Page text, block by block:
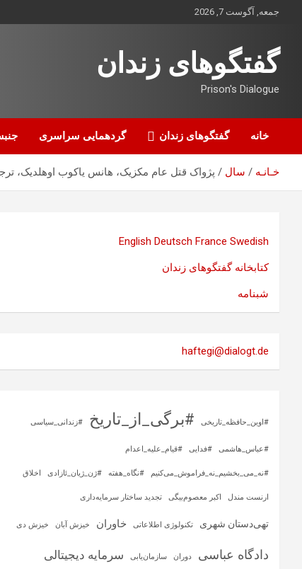
جمعه, آگوست 7, 2026
گفتگوهای زندان
Prison's Dialogue
خانه گفتگوهای زندان گردهمایی سراسری
خـانـه سال پژواک قتل عام مکزیک، هانس یاکوب اوهلدیک،
English Deutsch France Swedish
کتابخانه گفتگوهای زندان
شبنامه
haftegi@dialogt.de
#اوین_حافظه_تاریخی #برگی_از_تاریخ #زندانی_سیاسی
#عباس_هاشمی #فدایی #قیام_علیه_اعدام
#نه_می_بخشیم_نه_فراموش_می‌کنیم #نگاه_هفته #ژن_ژیان_ئازادی اخلاق
ارنست مندل اکبر معصوم‌بیگی تجدید ساختار سرمایه‌داری
تهی‌دستان شهری تکنولوژی اطلاعاتی خاوران خیزش آبان خیزش دی
دادگاه عباسی دوران سازمان‌یابی سرمایه‌ دیجیتالی